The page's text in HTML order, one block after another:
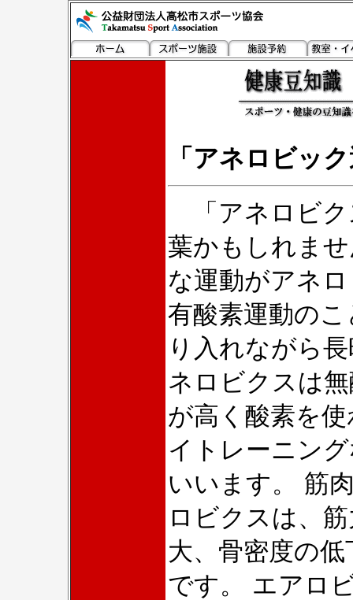
「アネロビッ
「アネロビク
葉かもしれま
な運動がアネ
有酸素運動の
り入れながら
ネロビクスは
が高く酸素を
イトレーニン
いいます。 筋
ロビクスは、
大、骨密度の
です。 エアロ